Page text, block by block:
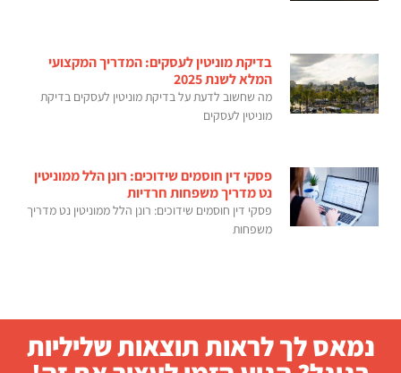
בדיקת מוניטין לעסקים: המדריך המקצועי
המלא לשנת 2025
מה שחשוב לדעת על בדיקת מוניטין לעסקים בדיקת
מוניטין לעסקים
פסקי דין חוסמים שידוכים: רונן הלל ממוניטין
נט מדריך משפחות חרדיות
פסקי דין חוסמים שידוכים: רונן הלל ממוניטין נט מדריך
משפחות
נמאס לך לראות תוצאות שליליות